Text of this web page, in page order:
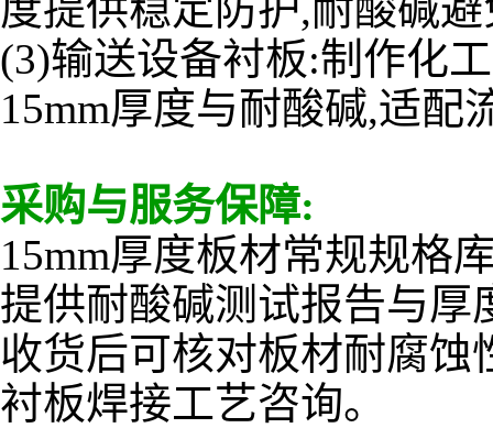
(3)输送设备衬板:制作化
15mm厚度与耐酸碱,适配
采购与服务保障:
15mm厚度板材常规规格
提供耐酸碱测试报告与厚
收货后可核对板材耐腐蚀
衬板焊接工艺咨询。